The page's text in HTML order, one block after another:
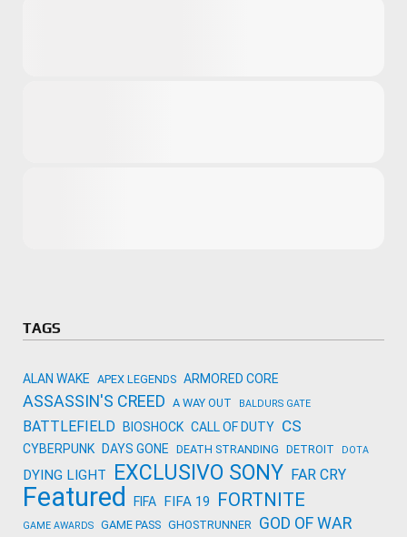
TAGS
ALAN WAKE APEX LEGENDS ARMORED CORE
ASSASSIN'S CREED A WAY OUT BALDURS GATE
BATTLEFIELD BIOSHOCK CALL OF DUTY CS
CYBERPUNK DAYS GONE DEATH STRANDING DETROIT DOTA
DYING LIGHT EXCLUSIVO SONY FAR CRY
Featured FIFA FIFA 19 FORTNITE
GAME AWARDS GAME PASS GHOSTRUNNER GOD OF WAR